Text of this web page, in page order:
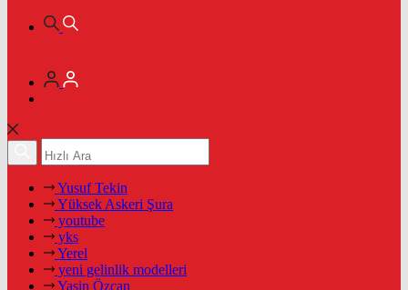
Yusuf Tekin
Yüksek Askeri Şura
youtube
yks
Yerel
yeni gelinlik modelleri
Yasin Özcan